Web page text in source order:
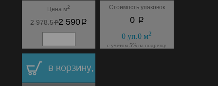
Цена м2
2 978.5p2 590p
Стоимость упаковок
0 p
0 уп.0 м2
с учётом 5% на подрезку
в корзину,